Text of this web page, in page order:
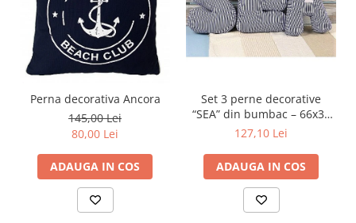
Perna decorativa Ancora
145,00 Lei
80,00 Lei
ADAUGA IN COS
Set 3 perne decorative
“SEA” din bumbac – 66x30
cm (set complet)
127,10 Lei
ADAUGA IN COS